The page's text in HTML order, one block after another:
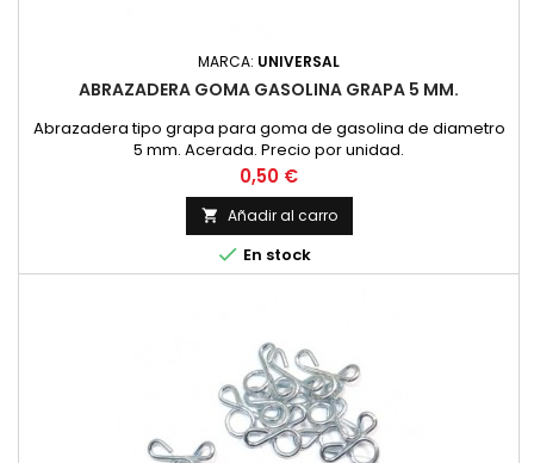
MARCA: UNIVERSAL
ABRAZADERA GOMA GASOLINA GRAPA 5 MM.
Abrazadera tipo grapa para goma de gasolina de diametro
5 mm. Acerada. Precio por unidad.
Precio
0,50 €
 Añadir al carro
 En stock